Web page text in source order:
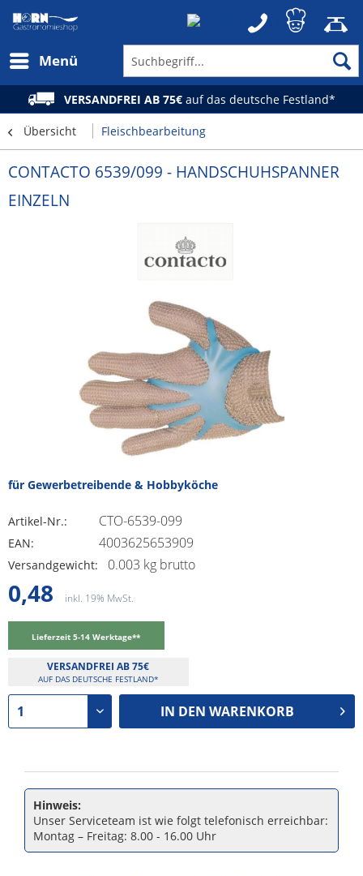
Menü
VERSANDFREI AB 75€ auf das deutsche Festland*
Übersicht Fleischbearbeitung
CONTACTO 6539/099 - HANDSCHUHSPANNER
EINZELN
für Gewerbetreibende & Hobbyköche
Artikel-Nr.: CTO-6539-099
EAN: 4003625653909
Versandgewicht: 0.003 kg brutto
0,48 inkl. 19% MwSt.
VERSANDFREI AB 75€
AUF DAS DEUTSCHE FESTLAND*
Lieferzeit 5-14 Werktage**
IN DEN WARENKORB
Hinweis:
Unser Serviceteam ist wie folgt telefonisch erreichbar:
Montag – Freitag: 8.00 - 16.00 Uhr